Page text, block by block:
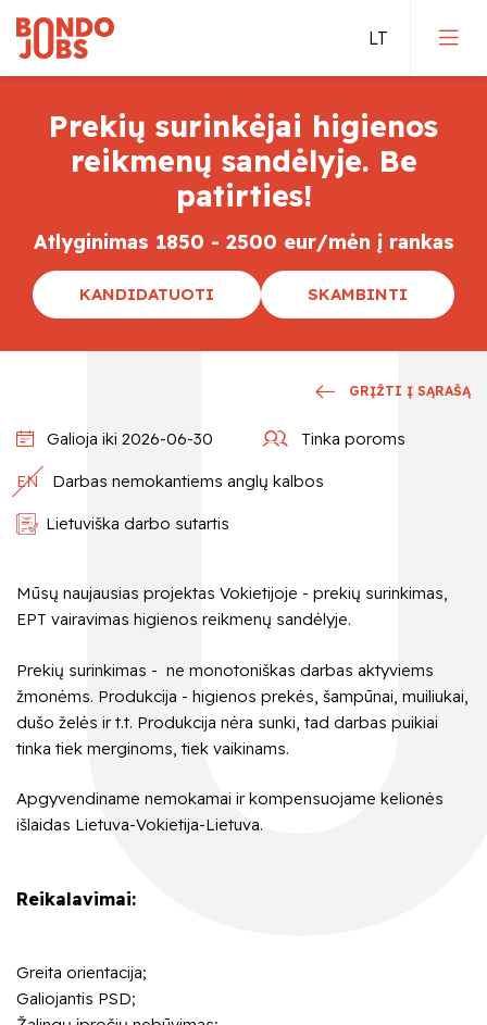
Darbas Vokietijoje
Darbas Olandijoje
Darbas Belgijoje
Tiesioginis įdarbinimas
Kvalifikuoti darbai
Prekių surinkėjai higienos
reikmenų sandėlyje. Be
patirties!
Atlyginimas 1850 - 2500 eur/mėn į rankas
KANDIDATUOTI SKAMBINTI
Galioja iki 2026-06-30 Tinka poroms
EN Darbas nemokantiems anglų kalbos
Lietuviška darbo sutartis
GRĮŽTI Į SĄRAŠĄ
Mūsų naujausias projektas Vokietijoje - prekių surinkimas,
EPT vairavimas higienos reikmenų sandėlyje.
Prekių surinkimas - ne monotoniškas darbas aktyviems
žmonėms. Produkcija - higienos prekės, šampūnai, muiliukai,
dušo želės ir t.t. Produkcija nėra sunki, tad darbas puikiai
tinka tiek merginoms, tiek vaikinams.
Apgyvendiname nemokamai ir kompensuojame kelionės
išlaidas Lietuva-Vokietija-Lietuva.
Reikalavimai:
Greita orientacija;
Galiojantis PSD;